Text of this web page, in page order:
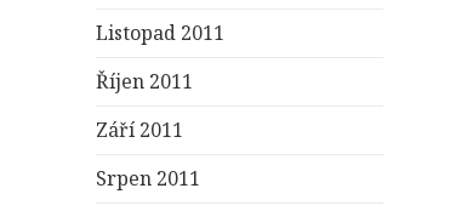
Listopad 2011
Říjen 2011
Září 2011
Srpen 2011